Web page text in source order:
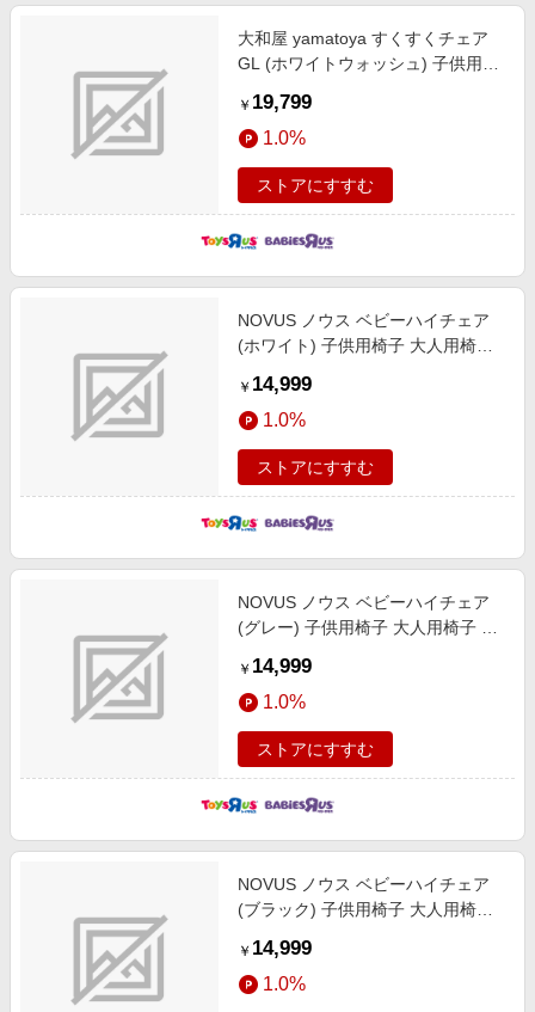
大和屋 yamatoya すくすくチェア
GL (ホワイトウォッシュ) 子供用椅
し簡単テーブル 転落防止ガード 7
カ月頃～約80kg頃対応
￥ 19,799
1.0%
ストアにすすむ
NOVUS ノウス ベビーハイチェア
(ホワイト) 子供用椅子 大人用椅子
段階調整 6カ月頃～130kg頃対応
￥ 14,999
1.0%
ストアにすすむ
NOVUS ノウス ベビーハイチェア
(グレー) 子供用椅子 大人用椅子 食
階調整 6カ月頃～130kg頃対応
￥ 14,999
1.0%
ストアにすすむ
NOVUS ノウス ベビーハイチェア
(ブラック) 子供用椅子 大人用椅子
段階調整 6カ月頃～130kg頃対応
￥ 14,999
1.0%